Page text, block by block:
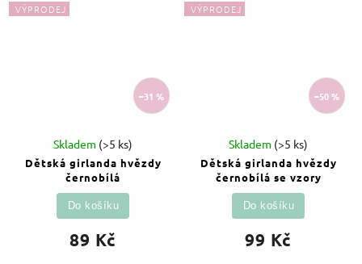
VÝPRODEJ
–31 %
Dětská girlanda hvězdy
černobílá
Skladem (>5 ks)
89 Kč
Do košíku
VÝPRODEJ
–50 %
Dětská girlanda hvězdy
černobílá se vzory
Skladem (>5 ks)
99 Kč
Do košíku